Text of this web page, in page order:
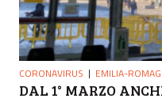
CORONAVIRUS EMILIA-
DAL 1° MARZO